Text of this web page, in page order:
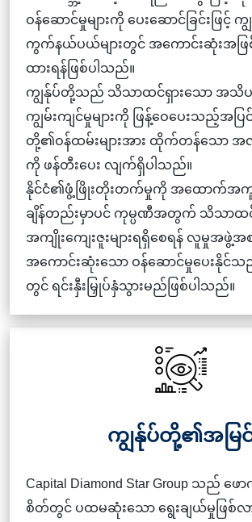
ဝန်ဆောင်မှုများကို ပေးဆောင်ခြင်းဖြင့်
ကွက်နယ်ပယ်များတွင် အကောင်းဆုံးအဖြ
ထားရန်ဖြစ်ပါသည်။
ကျွန်ုပ်တို့သည် သိသာထင်ရှားသော အသိပ
ကျွမ်းကျင်မှုများကို ဖြန့်ဝေပေးသည့်အပြ
တို့၏ဝန်ထမ်းများအား ထိုက်တန်သော အ
ကို ဖန်တီးပေး လျက်ရှိပါသည်။
နိုင်ငံ၏ဖွံ့ဖြိုးတိုးတက်မှုကို အထောက်အကူ
ချိန်တည်းမှာပင် ကုမ္ပဏီအတွက် သိသာထင်
အကျိုးကျေးဇူးများရရှိစေရန် လူမှုအ
အကောင်းဆုံးသော ဝန်ဆောင်မှုပေးနိုင်သည့်
တွင် ရင်းနှီးမြှုပ်နှံသွားမည်ဖြစ်ပါသည်။
ကျွန်ုပ်တို့၏အမြ
Capital Diamond Star Group သည် ဖ
စိတ်တွင် ပထမဆုံးသော ရွေးချယ်မှုဖြစ်လ